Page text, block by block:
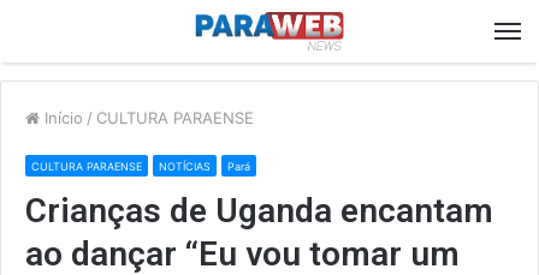
Início / CULTURA PARAENSE
CULTURA PARAENSE NOTÍCIAS Pará
Crianças de Uganda encantam
ao dançar “Eu vou tomar um